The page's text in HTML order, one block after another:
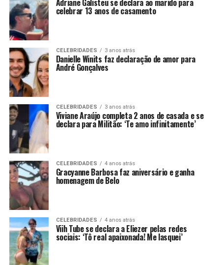
Adriane Galisteu se declara ao marido para
celebrar 13 anos de casamento
CELEBRIDADES 3 anos atrás
Danielle Winits faz declaração de amor para
André Gonçalves
CELEBRIDADES 3 anos atrás
Viviane Araújo completa 2 anos de casada e se
declara para Militão: ‘Te amo infinitamente’
CELEBRIDADES 4 anos atrás
Gracyanne Barbosa faz aniversário e ganha
homenagem de Belo
CELEBRIDADES 4 anos atrás
Viih Tube se declara a Eliezer pelas redes
sociais: ‘Tô real apaixonada! Me lasquei’